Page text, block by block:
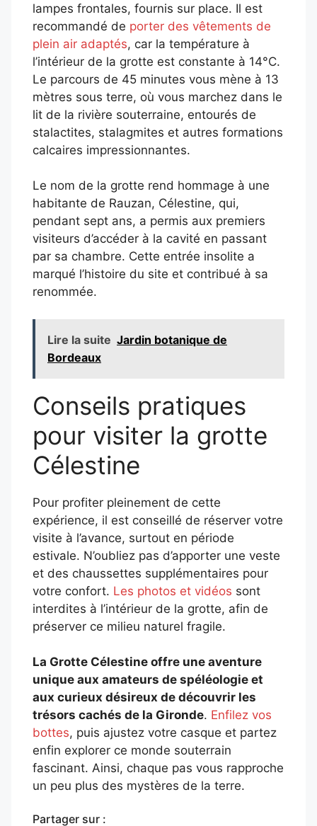
lampes frontales, fournis sur place. Il est
recommandé de porter des vêtements de
plein air adaptés, car la température à
l’intérieur de la grotte est constante à 14°C.
Le parcours de 45 minutes vous mène à 13
mètres sous terre, où vous marchez dans le
lit de la rivière souterraine, entourés de
stalactites, stalagmites et autres formations
calcaires impressionnantes.
Le nom de la grotte rend hommage à une
habitante de Rauzan, Célestine, qui,
pendant sept ans, a permis aux premiers
visiteurs d’accéder à la cavité en passant
par sa chambre. Cette entrée insolite a
marqué l’histoire du site et contribué à sa
renommée.
Lire la suite Jardin botanique de
Bordeaux
Conseils pratiques
pour visiter la grotte
Célestine
Pour profiter pleinement de cette
expérience, il est conseillé de réserver votre
visite à l’avance, surtout en période
estivale. N’oubliez pas d’apporter une veste
et des chaussettes supplémentaires pour
votre confort. Les photos et vidéos sont
interdites à l’intérieur de la grotte, afin de
préserver ce milieu naturel fragile.
La Grotte Célestine offre une aventure
unique aux amateurs de spéléologie et
aux curieux désireux de découvrir les
trésors cachés de la Gironde. Enfilez vos
bottes, puis ajustez votre casque et partez
enfin explorer ce monde souterrain
fascinant. Ainsi, chaque pas vous rapproche
un peu plus des mystères de la terre.
Partager sur :